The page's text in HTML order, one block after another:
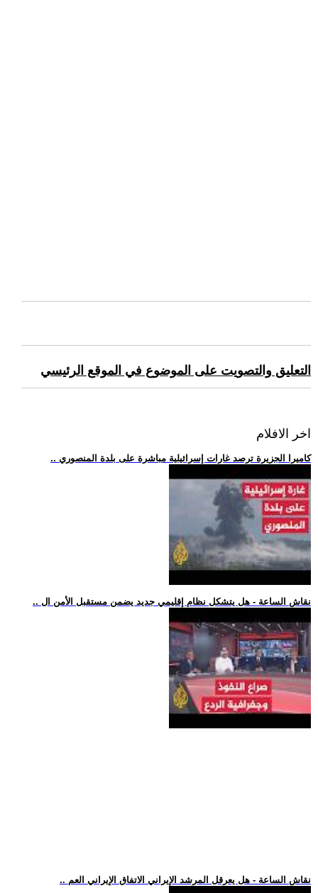
التعليق والتصويت على الموضوع في الموقع الرئيسي
اخر الافلام
.. كاميرا الجزيرة ترصد غارات إسرائيلية مباشرة على بلدة المنصوري
.. نقاش الساعة - هل يتشكل نظام إقليمي جديد يضمن مستقبل الأمن ال
.. نقاش الساعة - هل يعرقل المرشد الإيراني الاتفاق الإيراني العم